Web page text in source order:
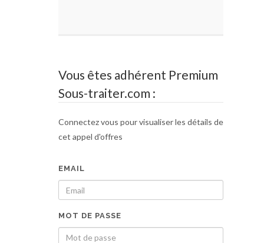
Vous êtes adhérent Premium
Sous-traiter.com :
Connectez vous pour visualiser les détails de
cet appel d'offres
EMAIL
MOT DE PASSE